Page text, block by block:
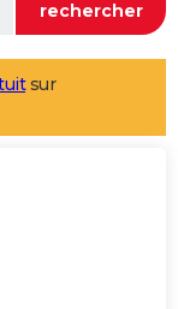
sur